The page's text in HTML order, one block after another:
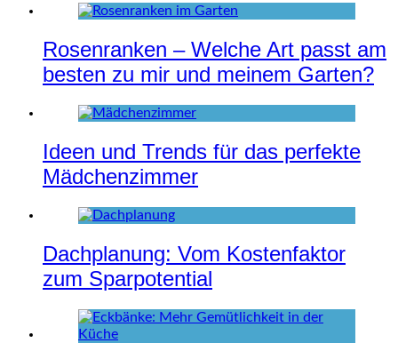
Rosenranken – Welche Art passt am
besten zu mir und meinem Garten?
Ideen und Trends für das perfekte
Mädchenzimmer
Dachplanung: Vom Kostenfaktor
zum Sparpotential